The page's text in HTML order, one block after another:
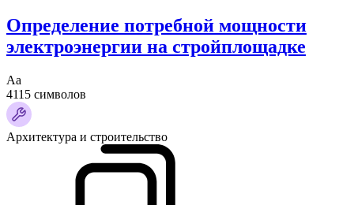
Определение потребной мощности
электроэнергии на стройплощадке
Аа
4115 символов
Архитектура и строительство